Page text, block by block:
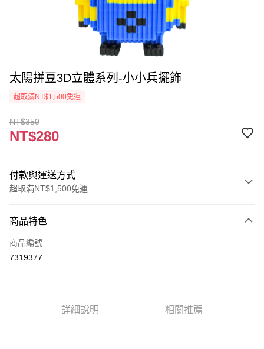
太陽拼豆3D立體系列-小小兵擺飾
超取滿NT$1,500免運
NT$350
NT$280
付款與運送方式
超取滿NT$1,500免運
信用卡一次付款
超商取貨付款
商品特色
商品編號
7319377
詳細說明 相關推薦